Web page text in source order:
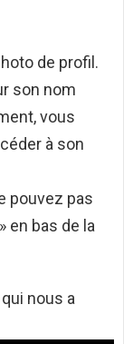
de profil.
son nom
vous
à son
pouvez pas
en bas de la
nous a